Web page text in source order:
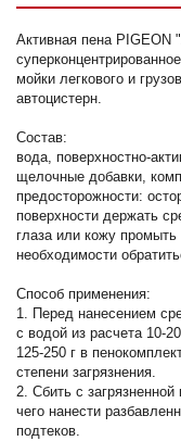
Активная пена PIGEON
мойки легкового и
автоцистерн.
Состав:
вода, поверхностно-
щелочные добавки,
предосторожности:
поверхности держать
глаза или кожу
необходимости
Способ применения:
1. Перед нанесением
с водой из расчета 10-
125-250 г в
степени загрязнения.
2. Сбить с
чего нанести
подтеков.